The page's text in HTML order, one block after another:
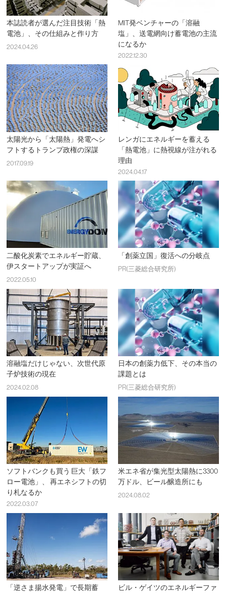
本誌読者が選んだ注目技術「熱
電池」、その仕組みと作り方
2024.04.26
MIT発ベンチャーの「溶融
塩」、送電網向け蓄電池の主流
になるか
2022.12.30
太陽光から「太陽熱」発電へシ
フトするトランプ政権の深謀
2017.09.19
レンガにエネルギーを蓄える
「熱電池」に熱視線が注がれる
理由
2024.04.17
二酸化炭素でエネルギー貯蔵、
伊スタートアップが実証へ
2022.05.10
「創薬立国」復活への分岐点
PR(三菱総合研究所)
溶融塩だけじゃない、次世代原
子炉技術の現在
2024.02.08
日本の創薬力低下、その本当の
課題とは
PR(三菱総合研究所)
ソフトバンクも買う 巨大「鉄フ
ロー電池」、 再エネシフトの切
り札なるか
2022.03.07
米エネ省が集光型太陽熱に3300
万ドル、ビール醸造所にも
2024.08.02
「逆さま揚水発電」で長期蓄
ビル・ゲイツのエネルギーファ